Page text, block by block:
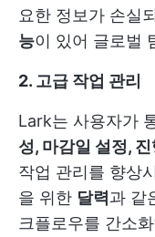
요한 정보가 손실
능이 있어 글로벌
2. 고급 작업 관리
Lark는 사용자가
성, 마감일 설정,
작업 관리를 향상
을 위한 달력과 같
크플로우를 간소